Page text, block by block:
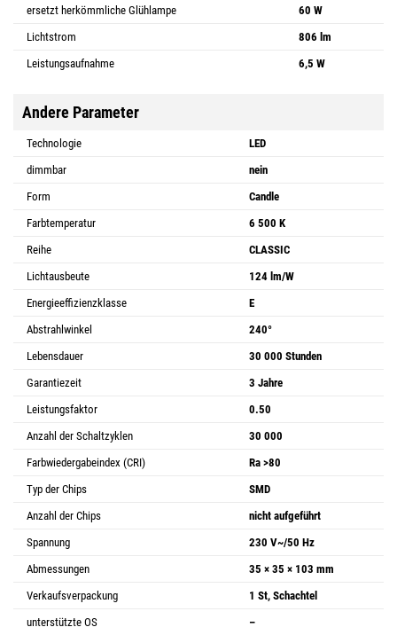
ersetzt herkömmliche Glühlampe
60 W
Lichtstrom
806 lm
Leistungsaufnahme
6,5 W
Andere Parameter
Technologie
LED
dimmbar
nein
Form
Candle
Farbtemperatur
6 500 K
Reihe
CLASSIC
Lichtausbeute
124 lm/W
Energieeffizienzklasse
E
Abstrahlwinkel
240°
Lebensdauer
30 000 Stunden
Garantiezeit
3 Jahre
Leistungsfaktor
0.50
Anzahl der Schaltzyklen
30 000
Farbwiedergabeindex (CRI)
Ra >80
Typ der Chips
SMD
Anzahl der Chips
nicht aufgeführt
Spannung
230 V~/50 Hz
Abmessungen
35 × 35 × 103 mm
Verkaufsverpackung
1 St, Schachtel
unterstützte OS
–